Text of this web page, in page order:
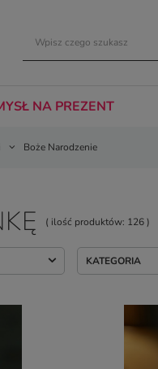
NA PREZENT
Boże Narodzenie
( ilość produktów: 126)
KATEGORIA